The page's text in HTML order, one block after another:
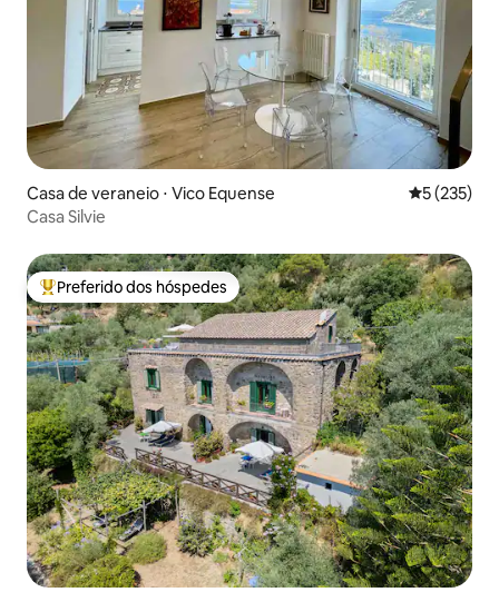
Casa de veraneio ⋅ Vico Equense 5 de uma
5 (235)
Casa Silvie
Entre os melhores preferidos dos hóspedes
Preferido dos hóspedes